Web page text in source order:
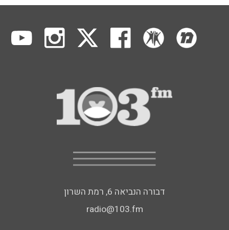
דבורה הנביאה 6, רמת השרון
radio@103.fm